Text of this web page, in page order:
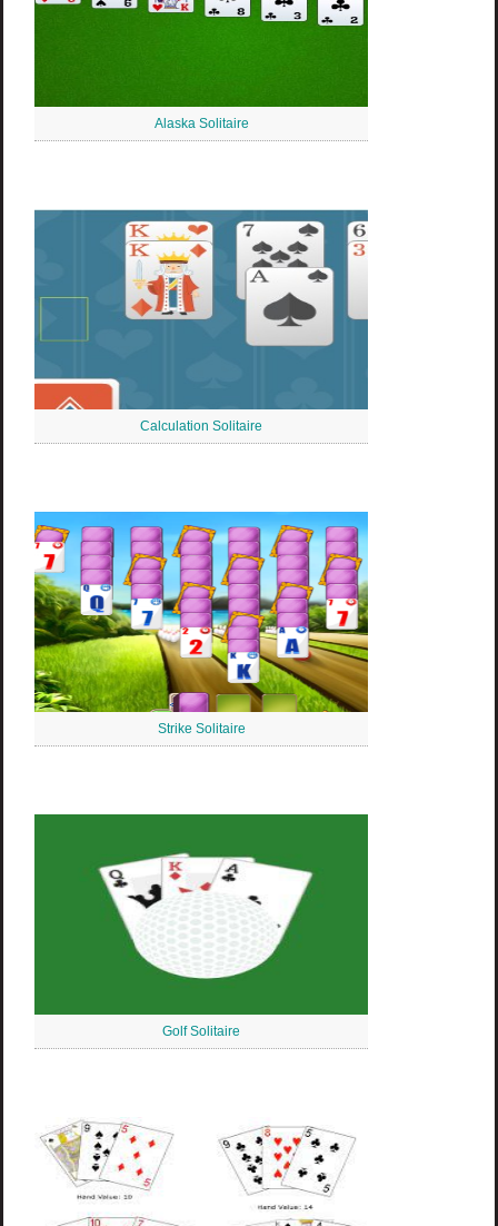
Alaska Solitaire
Calculation Solitaire
Strike Solitaire
Golf Solitaire